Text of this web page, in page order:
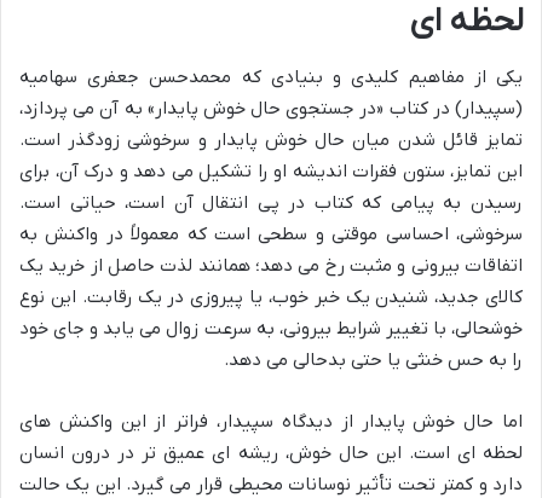
لحظه ای
یکی از مفاهیم کلیدی و بنیادی که محمدحسن جعفری سهامیه
(سپیدار) در کتاب «در جستجوی حال خوش پایدار» به آن می پردازد،
تمایز قائل شدن میان حال خوش پایدار و سرخوشی زودگذر است.
این تمایز، ستون فقرات اندیشه او را تشکیل می دهد و درک آن، برای
رسیدن به پیامی که کتاب در پی انتقال آن است، حیاتی است.
سرخوشی، احساسی موقتی و سطحی است که معمولاً در واکنش به
اتفاقات بیرونی و مثبت رخ می دهد؛ همانند لذت حاصل از خرید یک
کالای جدید، شنیدن یک خبر خوب، یا پیروزی در یک رقابت. این نوع
خوشحالی، با تغییر شرایط بیرونی، به سرعت زوال می یابد و جای خود
را به حس خنثی یا حتی بدحالی می دهد.
اما حال خوش پایدار از دیدگاه سپیدار، فراتر از این واکنش های
لحظه ای است. این حال خوش، ریشه ای عمیق تر در درون انسان
دارد و کمتر تحت تأثیر نوسانات محیطی قرار می گیرد. این یک حالت